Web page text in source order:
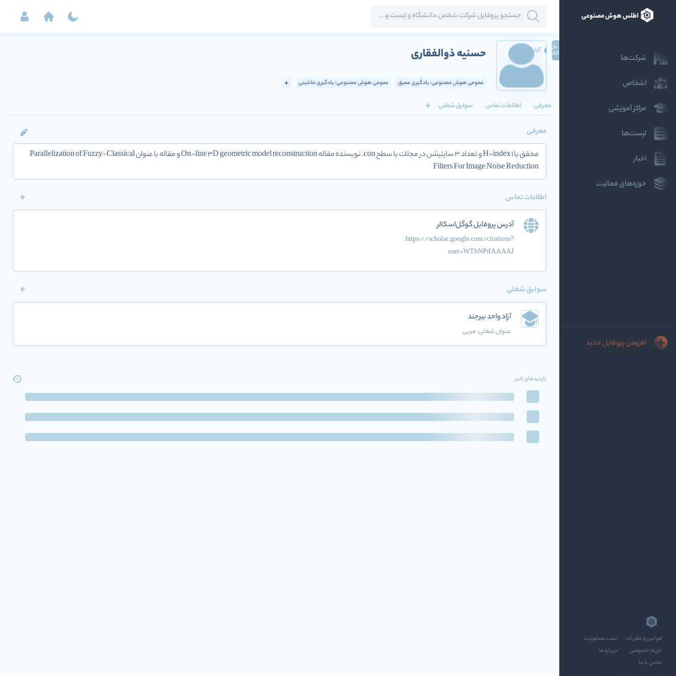
اطلس هوش مصنوعی
شرکت‌ها
اشخاص
مراکز آموزشی
لیست‌ها
اخبار
حوزه‌های فعالیت
افزودن پروفایل جدید
قوانین و مقررات
سلب مسئولیت
حریم خصوصی
درباره ما
تماس با ما
حسنیه ذوالفقاری
عمومی هوش مصنوعی: یادگیری عمیق عمومی هوش مصنوعی: یادگیری ماشینی
ادعای
مالکیت گزارش
معرفی اطلاعات تماس سوابق شغلی
معرفی
محقق با H-index 1 و تعداد 3 سایتیشن در مجلات با سطح con. نویسنده مقاله On-line 3D geometric model reconstruction و مقاله با عنوان Parallelization of Fuzzy-Classical
Filters For Image Noise Reduction
اطلاعات تماس
آدرس پروفایل گوگل‌اسکالر
https://scholar.google.com/citations?
user=WTbNP1IAAAAJ
سوابق شغلی
آزاد واحد بیرجند
عنوان شغلی:مربی
بازدیدهای اخیر